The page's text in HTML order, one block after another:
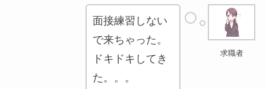
求職者
面接練習しない
で来ちゃった。
ドキドキしてき
た。。。